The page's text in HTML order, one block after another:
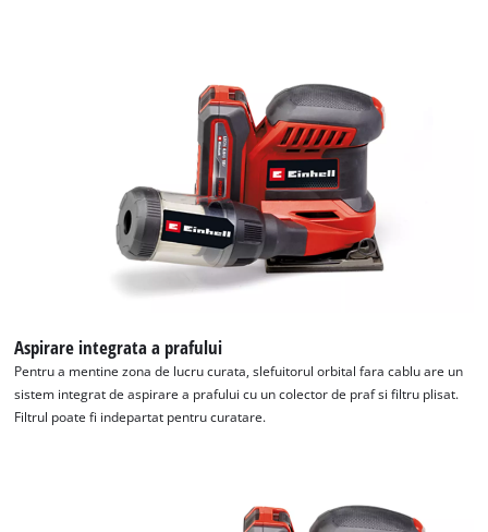
Aspirare integrata a prafului
Pentru a mentine zona de lucru curata, slefuitorul orbital fara cablu are un
sistem integrat de aspirare a prafului cu un colector de praf si filtru plisat.
Filtrul poate fi indepartat pentru curatare.